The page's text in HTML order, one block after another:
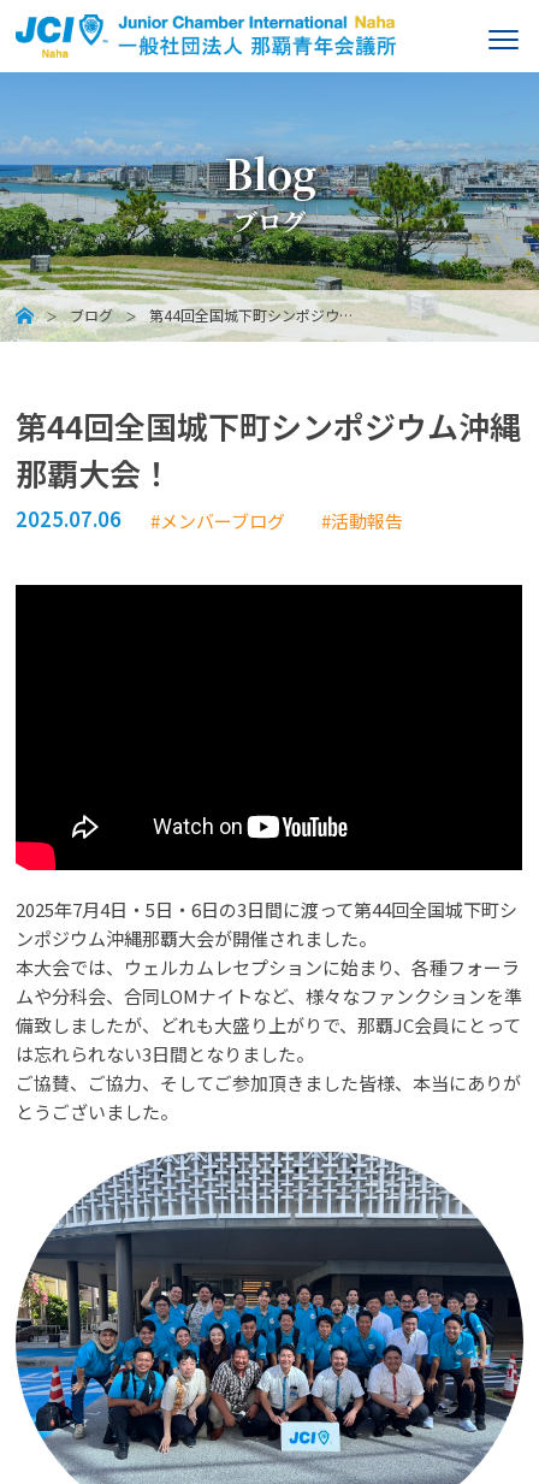
Blog
ブログ
ブログ 第44回全国城下町シンポジウ…
第44回全国城下町シンポジウム沖縄
那覇大会！
2025.07.06 #メンバーブログ #活動報告
2025年7月4日・5日・6日の3日間に渡って第44回全国城下町シ
ンポジウム沖縄那覇大会が開催されました。
本大会では、ウェルカムレセプションに始まり、各種フォーラ
ムや分科会、合同LOMナイトなど、様々なファンクションを準
備致しましたが、どれも大盛り上がりで、那覇JC会員にとって
は忘れられない3日間となりました。
ご協賛、ご協力、そしてご参加頂きました皆様、本当にありが
とうございました。